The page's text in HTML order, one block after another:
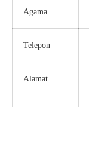
Agama
Telepon
Alamat